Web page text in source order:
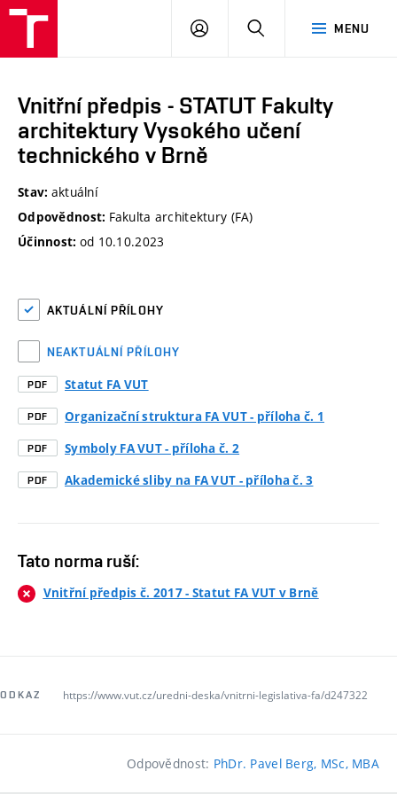
MENU
PŘIHLÁSIT
Vnitřní předpis - STATUT Fakulty
architektury Vysokého učení
technického v Brně
Stav: aktuální
Odpovědnost: Fakulta architektury (FA)
Účinnost: od 10.10.2023
AKTUÁLNÍ PŘÍLOHY
NEAKTUÁLNÍ PŘÍLOHY
PDF Statut FA VUT
PDF Organizační struktura FA VUT - příloha č. 1
PDF Symboly FA VUT - příloha č. 2
PDF Akademické sliby na FA VUT - příloha č. 3
Tato norma ruší:
Vnitřní předpis č. 2017 - Statut FA VUT v Brně
ODKAZ https://www.vut.cz/uredni-deska/vnitrni-legislativa-fa/d247322
Odpovědnost: PhDr. Pavel Berg, MSc, MBA